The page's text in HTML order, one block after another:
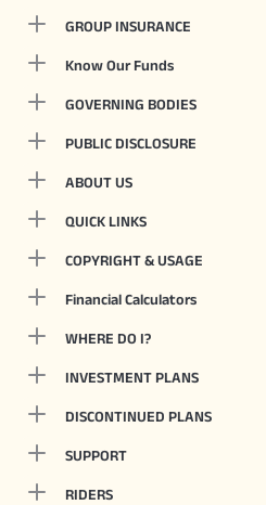
GROUP INSURANCE
Know Our Funds
GOVERNING BODIES
PUBLIC DISCLOSURE
ABOUT US
QUICK LINKS
COPYRIGHT & USAGE
Financial Calculators
WHERE DO I?
INVESTMENT PLANS
DISCONTINUED PLANS
SUPPORT
RIDERS